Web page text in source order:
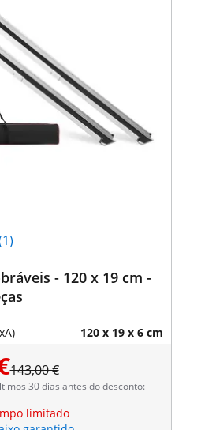
- 120 x 19 cm -
120 x 19 x 6 cm
143,00 €
30 dias antes do desconto:
limitado